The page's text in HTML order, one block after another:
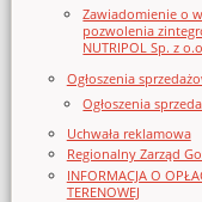
Zawiadomienie o
pozwolenia
NUTRIPOL Sp. z
Ogłoszenia
Ogłoszenia
Uchwała reklamowa
Regionalny Zarząd
INFORMACJA O
TERENOWEJ